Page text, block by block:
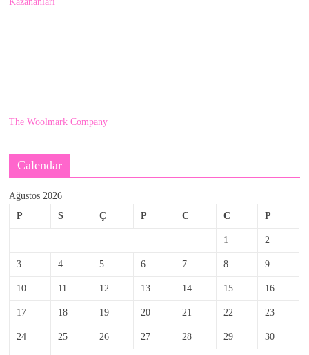
The Woolmark Company
Calendar
Ağustos 2026
P
S Ç P C C P
1 2
3 4 5 6 7 8 9
10 11 12 13 14 15 16
17 18 19 20 21 22 23
24 25 26 27 28 29 30